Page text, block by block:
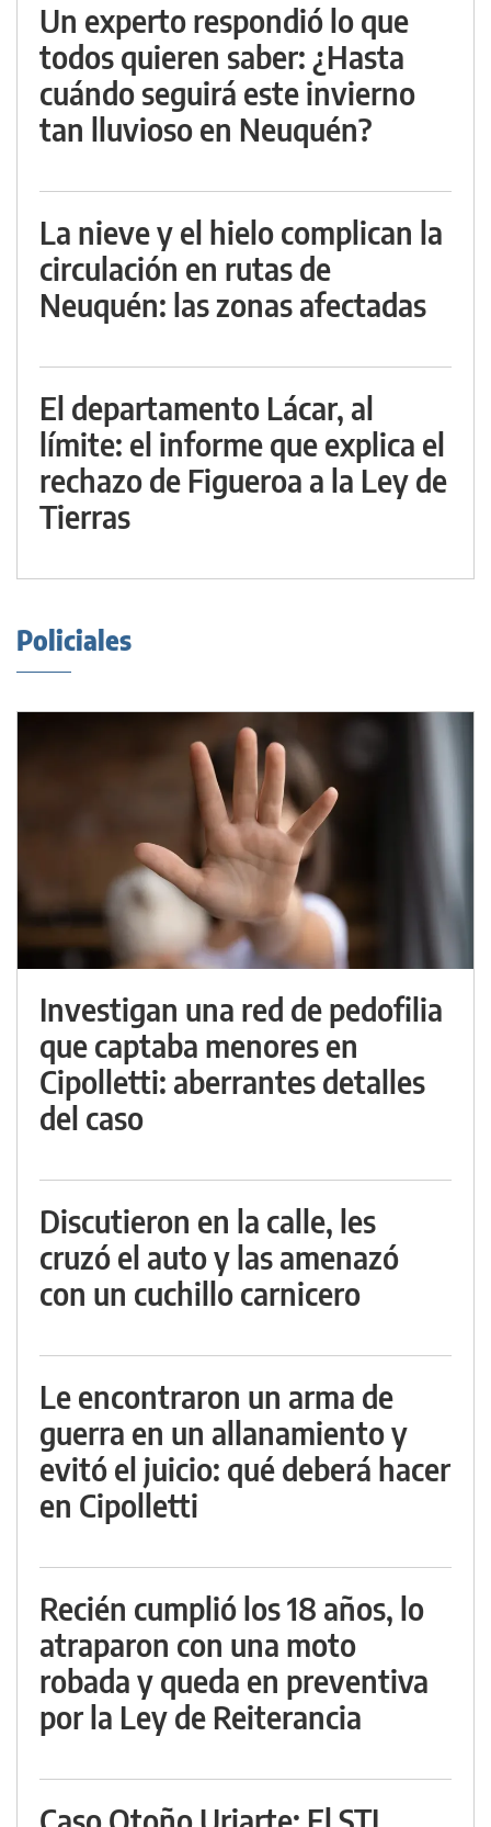
Un experto respondió lo que
todos quieren saber: ¿Hasta
cuándo seguirá este invierno
tan lluvioso en Neuquén?
La nieve y el hielo complican la
circulación en rutas de
Neuquén: las zonas afectadas
El departamento Lácar, al
límite: el informe que explica el
rechazo de Figueroa a la Ley de
Tierras
Policiales
Investigan una red de pedofilia
que captaba menores en
Cipolletti: aberrantes detalles
del caso
Discutieron en la calle, les
cruzó el auto y las amenazó
con un cuchillo carnicero
Le encontraron un arma de
guerra en un allanamiento y
evitó el juicio: qué deberá hacer
en Cipolletti
Recién cumplió los 18 años, lo
atraparon con una moto
robada y queda en preventiva
por la Ley de Reiterancia